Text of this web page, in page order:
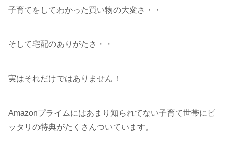
子育てをしてわかった買い物の大変さ・・
そして宅配のありがたさ・・
実はそれだけではありません！
Amazonプライムにはあまり知られてない子育て世帯にピ
ッタリの特典がたくさんついています。